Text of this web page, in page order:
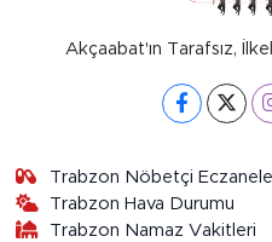
Akçaabat'ın Tarafsız,
Trabzon Nöbetçi
Trabzon Hava Durumu
Trabzon Namaz Vakitleri